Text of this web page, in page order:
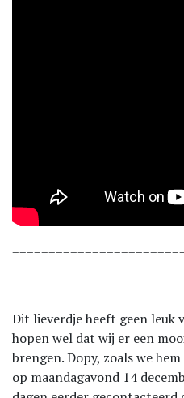
Dit lieverdje heeft geen leuk
hopen wel dat wij er een
brengen. Dopy, zoals we
op maandagavond 14